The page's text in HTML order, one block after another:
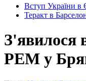
Вступ України в
Теракт в
З'явилося
РЕМ у